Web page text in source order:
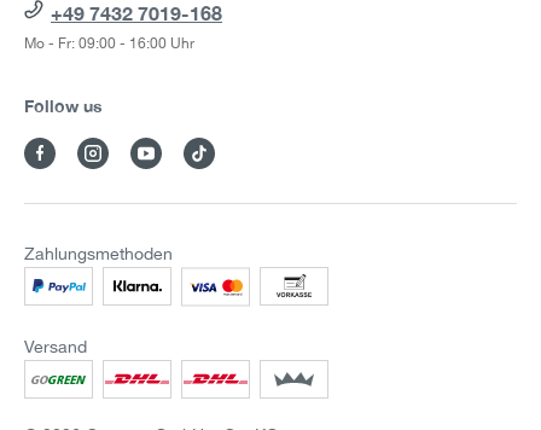
+49 7432 7019-168
Mo - Fr: 09:00 - 16:00 Uhr
Follow us
Zahlungsmethoden
Versand